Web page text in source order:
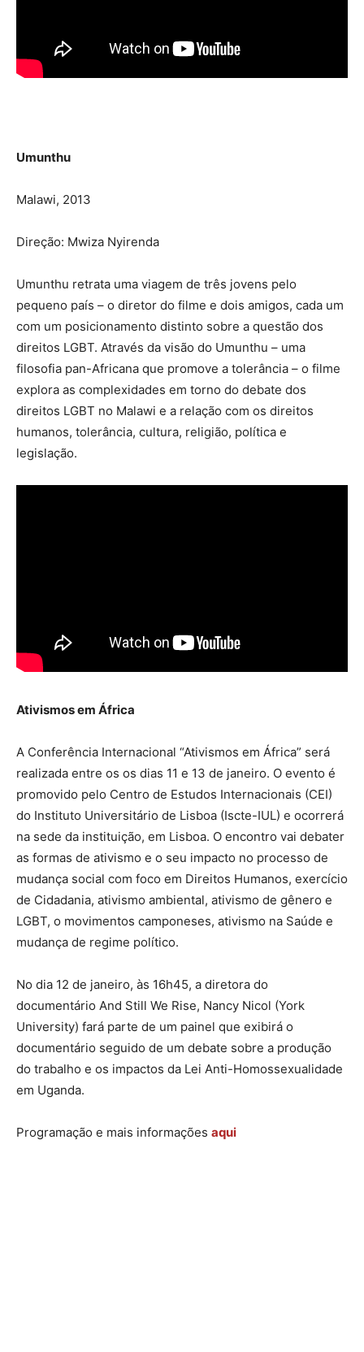
Umunthu
Malawi, 2013
Direção: Mwiza Nyirenda
Umunthu retrata uma viagem de três jovens pelo
pequeno país – o diretor do filme e dois amigos, cada um
com um posicionamento distinto sobre a questão dos
direitos LGBT. Através da visão do Umunthu – uma
filosofia pan-Africana que promove a tolerância – o filme
explora as complexidades em torno do debate dos
direitos LGBT no Malawi e a relação com os direitos
humanos, tolerância, cultura, religião, política e
legislação.
Ativismos em África
A Conferência Internacional “Ativismos em África” será
realizada entre os os dias 11 e 13 de janeiro. O evento é
promovido pelo Centro de Estudos Internacionais (CEI)
do Instituto Universitário de Lisboa (Iscte-IUL) e ocorrerá
na sede da instituição, em Lisboa. O encontro vai debater
as formas de ativismo e o seu impacto no processo de
mudança social com foco em Direitos Humanos, exercício
de Cidadania, ativismo ambiental, ativismo de gênero e
LGBT, o movimentos camponeses, ativismo na Saúde e
mudança de regime político.
No dia 12 de janeiro, às 16h45, a diretora do
documentário And Still We Rise, Nancy Nicol (York
University) fará parte de um painel que exibirá o
documentário seguido de um debate sobre a produção
do trabalho e os impactos da Lei Anti-Homossexualidade
em Uganda.
Programação e mais informações aqui